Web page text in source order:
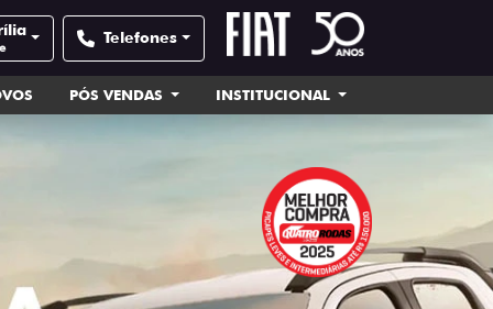
Telefones
PÓS VENDAS INSTITUCIONAL